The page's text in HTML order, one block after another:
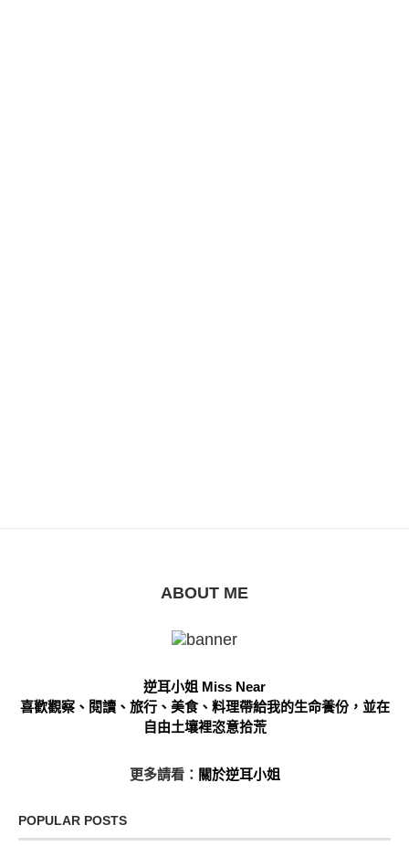
ABOUT ME
逆耳小姐 Miss Near
喜歡觀察、閱讀、旅行、美食、料理帶給我的生命養份，並在
自由土壤裡恣意拾荒
更多請看： 關於逆耳小姐
POPULAR POSTS